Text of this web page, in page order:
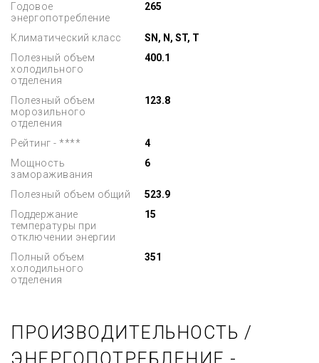
Годовое
энергопотребление
265
Климатический класс
SN, N, ST, T
Полезный объем
холодильного
отделения
400.1
Полезный объем
морозильного
отделения
123.8
Рейтинг - ****
4
Мощность
замораживания
6
Полезный объем общий
523.9
Поддержание
температуры при
отключении энергии
15
Полный объем
холодильного
отделения
351
ПРОИЗВОДИТЕЛЬНОСТЬ /